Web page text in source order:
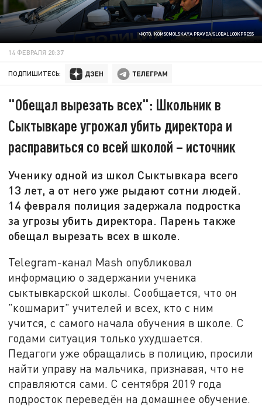
ФОТО: KOMSOMOLSKAYA PRAVDA/GLOBALLOOKPRESS
14 ФЕВРАЛЯ 20:37
ПОДПИШИТЕСЬ:
"Обещал вырезать всех": Школьник в
Сыктывкаре угрожал убить директора и
расправиться со всей школой – источник
Ученику одной из школ Сыктывкара всего
13 лет, а от него уже рыдают сотни людей.
14 февраля полиция задержала подростка
за угрозы убить директора. Парень также
обещал вырезать всех в школе.
Telegram-канал Mash опубликовал
информацию о задержании ученика
сыктывкарской школы. Сообщается, что он
"кошмарит" учителей и всех, кто с ним
учится, с самого начала обучения в школе. С
годами ситуация только ухудшается.
Педагоги уже обращались в полицию, просили
найти управу на мальчика, признавая, что не
справляются сами. С сентября 2019 года
подросток переведён на домашнее обучение.